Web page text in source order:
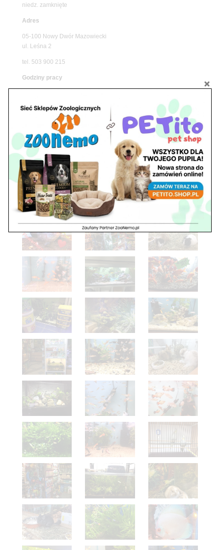
niedz. zamknięte
Adres
05-100 Nowy Dwór Mazowiecki
ul. Leśna 2
tel. 503 900 215
Godziny pracy
niedz. zamknięte